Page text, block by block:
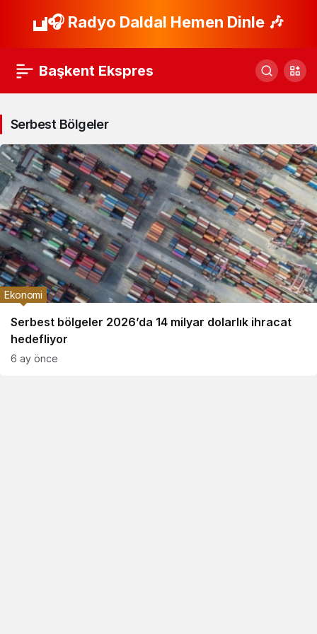
🎧 Radyo Daldal Hemen Dinle 🎶
Başkent Ekspres
Serbest Bölgeler
Serbest bölgeler 2026’da 14 milyar dolarlık ihracat
hedefliyor
Ekonomi
6 ay önce